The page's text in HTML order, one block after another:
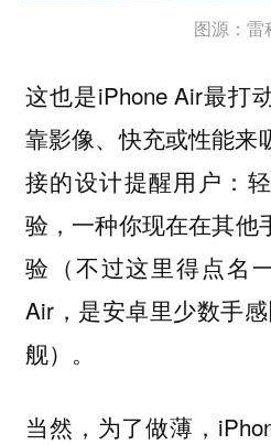
图源：雷
这也是iPhone Air最打
靠影像、快充或性能来
接的设计提醒用户：
验， 一种你现在在其他
验（不过这里得点名
Air，是安卓里少数手
舰）。
当然，为了做薄，